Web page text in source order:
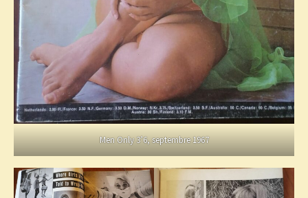
Men Only 3’6, septembre 1967